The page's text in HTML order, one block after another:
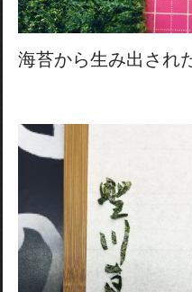
海苔から生み出され